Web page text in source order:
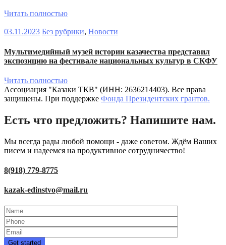
Читать полностью
03.11.2023 Без рубрики, Новости
Мультимедийный музей истории казачества представил
экспозицию на фестивале национальных культур в СКФУ
Читать полностью
Ассоциация "Казаки ТКВ" (ИНН: 2636214403). Все права
защищены. При поддержке Фонда Президентских грантов.
Есть что предложить? Напишите нам.
Мы всегда рады любой помощи - даже советом. Ждём Ваших
писем и надеемся на продуктивное сотрудничество!
8(918) 779-8775
kazak-edinstvo@mail.ru